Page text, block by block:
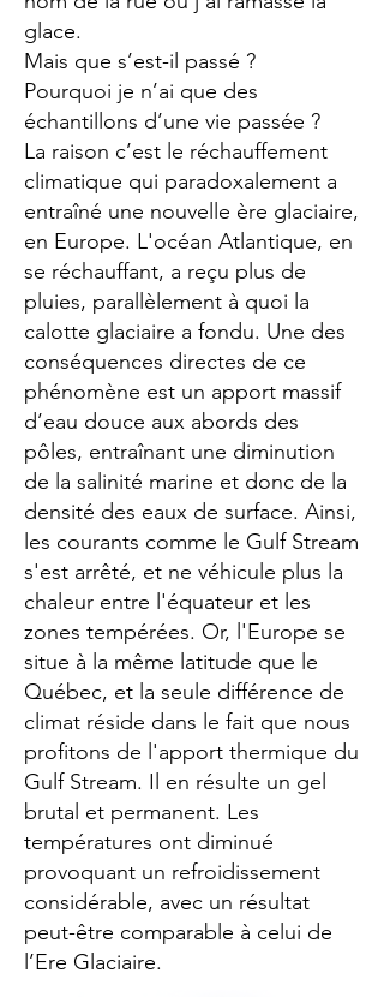
glace.
Mais que s’est-il passé ?
Pourquoi je n’ai que des
échantillons d’une vie passée ?
La raison c’est le réchauffement
climatique qui paradoxalement a
entraîné une nouvelle ère glaciaire,
en Europe. L'océan Atlantique, en
se réchauffant, a reçu plus de
pluies, parallèlement à quoi la
calotte glaciaire a fondu. Une des
conséquences directes de ce
phénomène est un apport massif
d’eau douce aux abords des
pôles, entraînant une diminution
de la salinité marine et donc de la
densité des eaux de surface. Ainsi,
les courants comme le Gulf Stream
s'est arrêté, et ne véhicule plus la
chaleur entre l'équateur et les
zones tempérées. Or, l'Europe se
situe à la même latitude que le
Québec, et la seule différence de
climat réside dans le fait que nous
profitons de l'apport thermique du
Gulf Stream. Il en résulte un gel
brutal et permanent. Les
températures ont diminué
provoquant un refroidissement
considérable, avec un résultat
peut-être comparable à celui de
l’Ere Glaciaire.